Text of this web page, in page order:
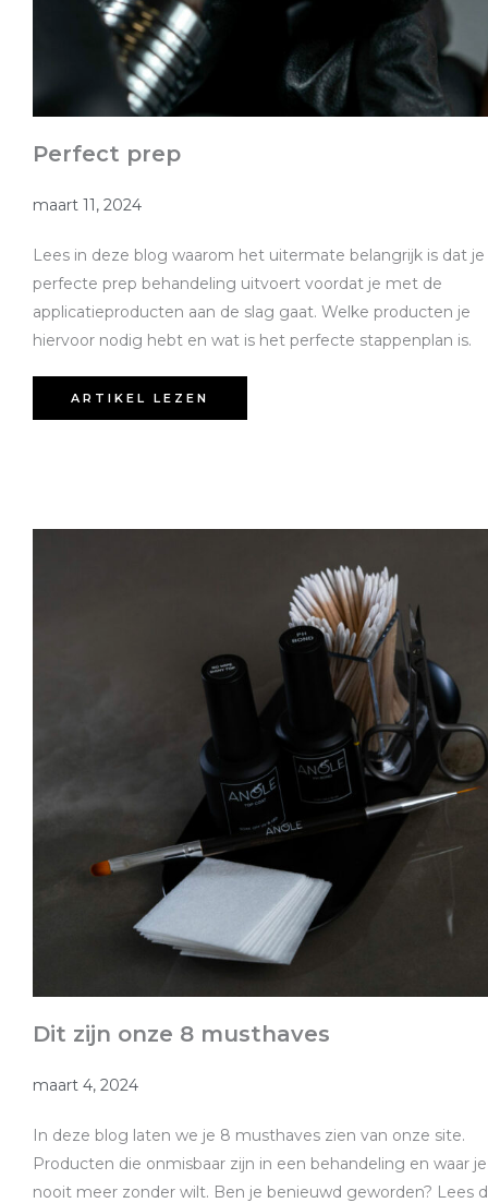
Perfect prep
maart 11, 2024
Lees in deze blog waarom het uitermate belangrijk is dat
perfecte prep behandeling uitvoert voordat je met de
applicatieproducten aan de slag gaat. Welke producten je
hiervoor nodig hebt en wat is het perfecte stappenplan is.
ARTIKEL LEZEN
Dit zijn onze 8 musthaves
maart 4, 2024
In deze blog laten we je 8 musthaves zien van onze site.
Producten die onmisbaar zijn in een behandeling en waar je
nooit meer zonder wilt. Ben je benieuwd geworden? Lees